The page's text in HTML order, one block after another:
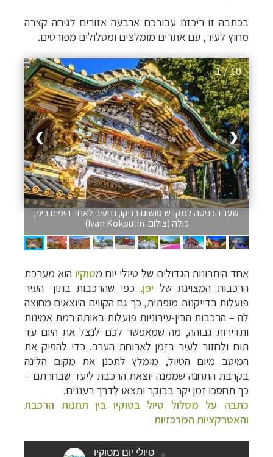
בכתבה זו ריכזנו עבורכם ארבעה אזורים לגיחה קצרה
מחוץ לעיר, עם אתרים מומלצים ומסלולים מפורטים.
1 / 10
❯ ❮
שער הכניסה למקדש טושוגו בניקו, נחשב לאחד היפים ביפן
כולה (צילום: Ivan Kokoulin)
אחד היתרונות הגדולים של טיולי יום מטוקיו הוא מערכת
הרכבות המצוינת של יפן. כפי שהרכבות בתוך העיר
פועלות בדייקנות מופתית, כך גם הקווים היוצאים מחוצה
לה – הרכבות הבין-עירוניות פועלות באותה רמת אמינות
ותדירות גבוהה, מה שמאפשר לכם לנצל את היום עד
תום ולחזור לעיר בזמן לארוחת הערב. כדי להפיק את
המיטב מיום הטיול, מומלץ לתכנן את מקום הלינה
בקרבת התחנה שממנה יוצאת הרכבת ליעד שבחרתם –
כך תחסכו זמן יקר בבוקר ותצאו לדרך רעננים.
כתבה על מסלול טיול בטוקיו בין תחנות הרכבת
והאטרקציות המרכזיות